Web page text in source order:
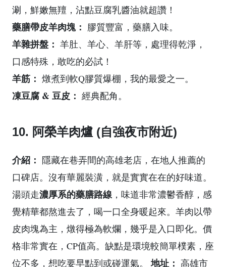
涮，鮮嫩無羶，沾點豆腐乳醬油就超讚！
藥膳帶皮羊肉塊： 膠質豐富，藥膳入味。
羊雜拼盤： 羊肚、羊心、羊肝等，處理得乾淨，
口感特殊，敢吃的必試！
羊筋： 燉煮到軟Q膠質爆棚，我的最愛之一。
凍豆腐 & 豆皮： 經典配角。
10. 阿榮羊肉爐 (自強夜市附近)
介紹： 隱藏在巷弄間的高雄老店，在地人推薦的
口碑店。沒有華麗裝潢，就是實實在在的好味道。
湯頭走濃厚系的藥膳路線，味道非常濃鬱香醇，感
覺精華都熬進去了，喝一口全身暖起來。羊肉以帶
皮肉塊為主，燉得極為軟爛，幾乎是入口即化。價
格非常實在，CP值高。缺點是環境較簡單樸素，座
位不多，想吃要早點到或碰運氣。地址： 高雄市